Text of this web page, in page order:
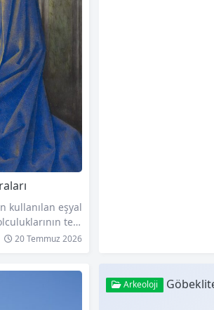
kullanılan eşyal
tem
kaplar, döne
20 Temmuz 2026
Arkeoloji